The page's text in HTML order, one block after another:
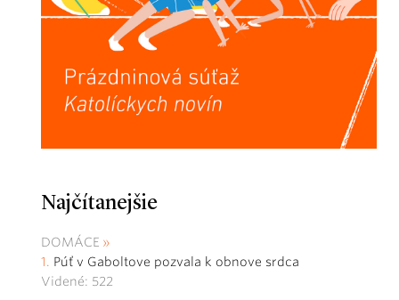
Najčítanejšie
DOMÁCE
Púť v Gaboltove pozvala k obnove srdca
Videné: 522